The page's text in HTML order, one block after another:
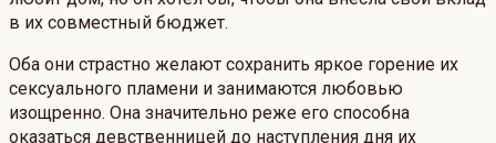
в их совместный бюджет.
Оба они страстно желают сохранить яркое горение их
сексуального пламени и занимаются любовью
изощренно. Она значительно реже его способна
оказаться девственницей до наступления дня их